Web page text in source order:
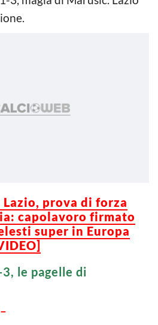
Lazio, prova di forza
capolavoro firmato
super in Europa
le pagelle di